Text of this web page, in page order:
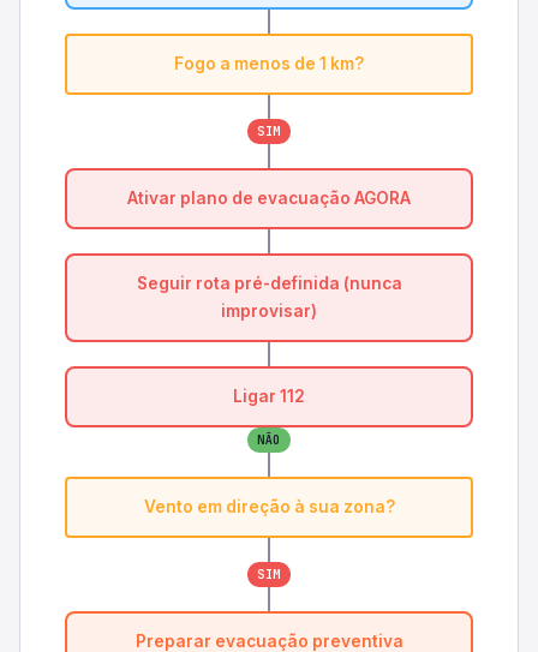
Fogo a menos de 1 km?
SIM
Ativar plano de evacuação AGORA
Seguir rota pré-definida (nunca
improvisar)
Ligar 112
NÃO
Vento em direção à sua zona?
SIM
Preparar evacuação preventiva